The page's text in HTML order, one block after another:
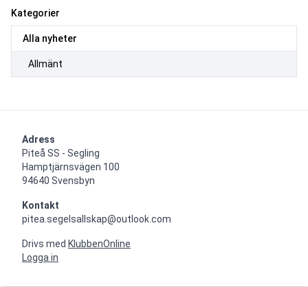
Kategorier
Alla nyheter
Allmänt
Adress
Piteå SS - Segling
Hamptjärnsvägen 100
94640 Svensbyn
Kontakt
pitea.segelsallskap@outlook.com
Drivs med KlubbenOnline
Logga in